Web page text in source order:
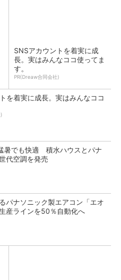
SNSアカウントを着実に成
長。実はみんなココ使ってま
す。
PR(Dreaw合同会社)
を着実に成長。実はみんなココ
暑でも快適 積水ハウスとパナ
代空調を発売
パナソニック製エアコン「エオ
産ラインを50％自動化へ